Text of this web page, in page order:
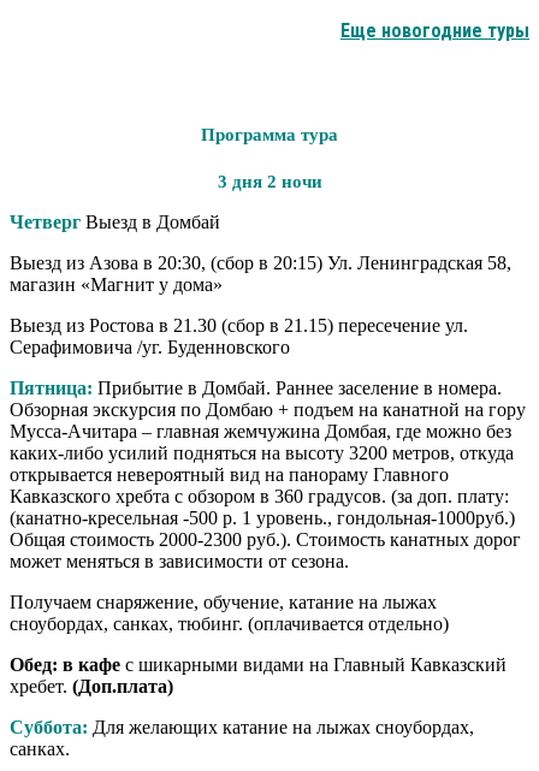
Еще новогодние туры
Программа тура
3 дня 2 ночи
Четверг Выезд в Домбай
Выезд из Азова в 20:30, (сбор в 20:15) Ул. Ленинградская 58,
магазин «Магнит у дома»
Выезд из Ростова в 21.30 (сбор в 21.15) пересечение ул.
Серафимовича /уг. Буденновского
Пятница: Прибытие в Домбай. Раннее заселение в номера.
Обзорная экскурсия по Домбаю + подъем на канатной на гору
Мусса-Ачитара – главная жемчужина Домбая, где можно без
каких-либо усилий подняться на высоту 3200 метров, откуда
открывается невероятный вид на панораму Главного
Кавказского хребта с обзором в 360 градусов. (за доп. плату:
(канатно-кресельная -500 р. 1 уровень., гондольная-1000руб.)
Общая стоимость 2000-2300 руб.). Стоимость канатных дорог
может меняться в зависимости от сезона.
Получаем снаряжение, обучение, катание на лыжах
сноубордах, санках, тюбинг. (оплачивается отдельно)
Обед: в кафе с шикарными видами на Главный Кавказский
хребет. (Доп.плата)
Суббота: Для желающих катание на лыжах сноубордах,
санках.